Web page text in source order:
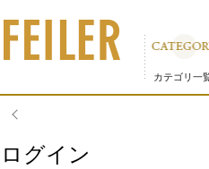
カテゴリ一
ログイン